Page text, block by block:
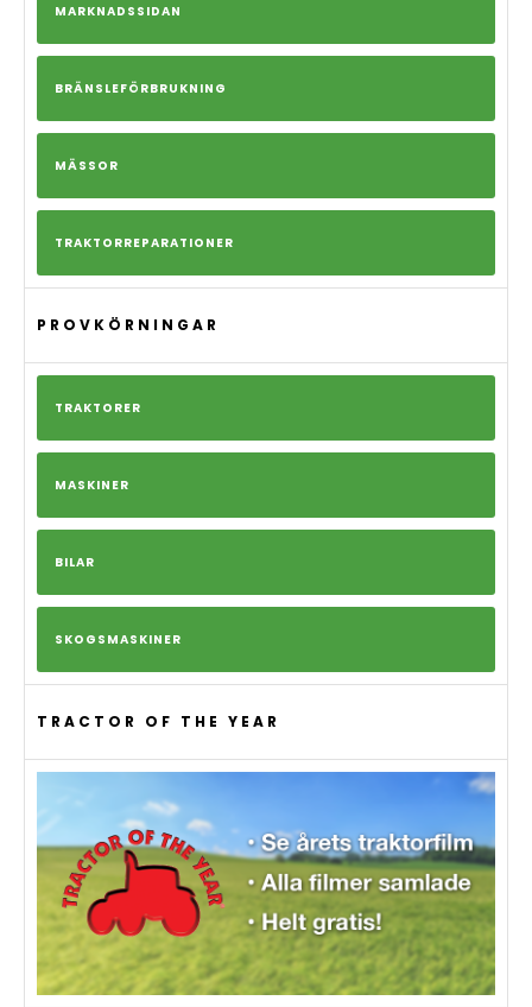
MARKNADSSIDAN
BRÄNSLEFÖRBRUKNING
MÄSSOR
TRAKTORREPARATIONER
PROVKÖRNINGAR
TRAKTORER
MASKINER
BILAR
SKOGSMASKINER
TRACTOR OF THE YEAR